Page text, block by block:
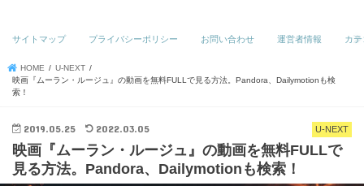
サイトマップ プライバシーポリシー お問い合わせ 運営者情報 カ
HOME
U-NEXT
映画『ムーラン・ルージュ』の動画を無料FULLで見る方法。Pandora、Dailymotionも検
索！
U-NEXT
2019.05.25 2022.03.05
映画『ムーラン・ルージュ』の動画を無料FULLで
見る方法。Pandora、Dailymotionも検索！